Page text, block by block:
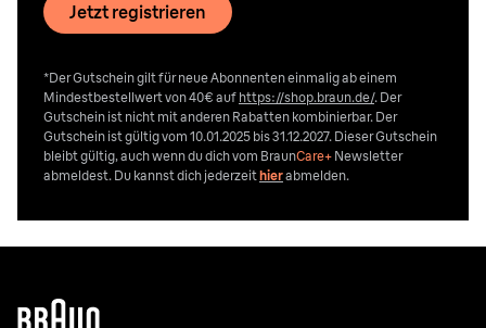
Jetzt registrieren
*Der Gutschein gilt für neue Abonnenten einmalig ab einem
Mindestbestellwert von 40€ auf https://shop.braun.de/. Der
Gutschein ist nicht mit anderen Rabatten kombinierbar. Der
Gutschein ist gültig vom 10.01.2025 bis 31.12.2027. Dieser Gutschein
bleibt gültig, auch wenn du dich vom BraunCare+ Newsletter
abmeldest. Du kannst dich jederzeithierabmelden.